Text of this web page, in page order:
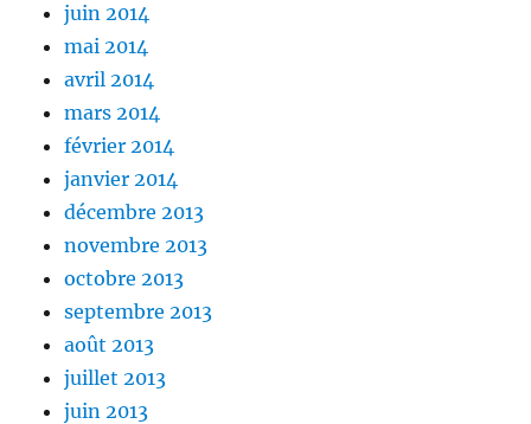
juin 2014
mai 2014
avril 2014
mars 2014
février 2014
janvier 2014
décembre 2013
novembre 2013
octobre 2013
septembre 2013
août 2013
juillet 2013
juin 2013